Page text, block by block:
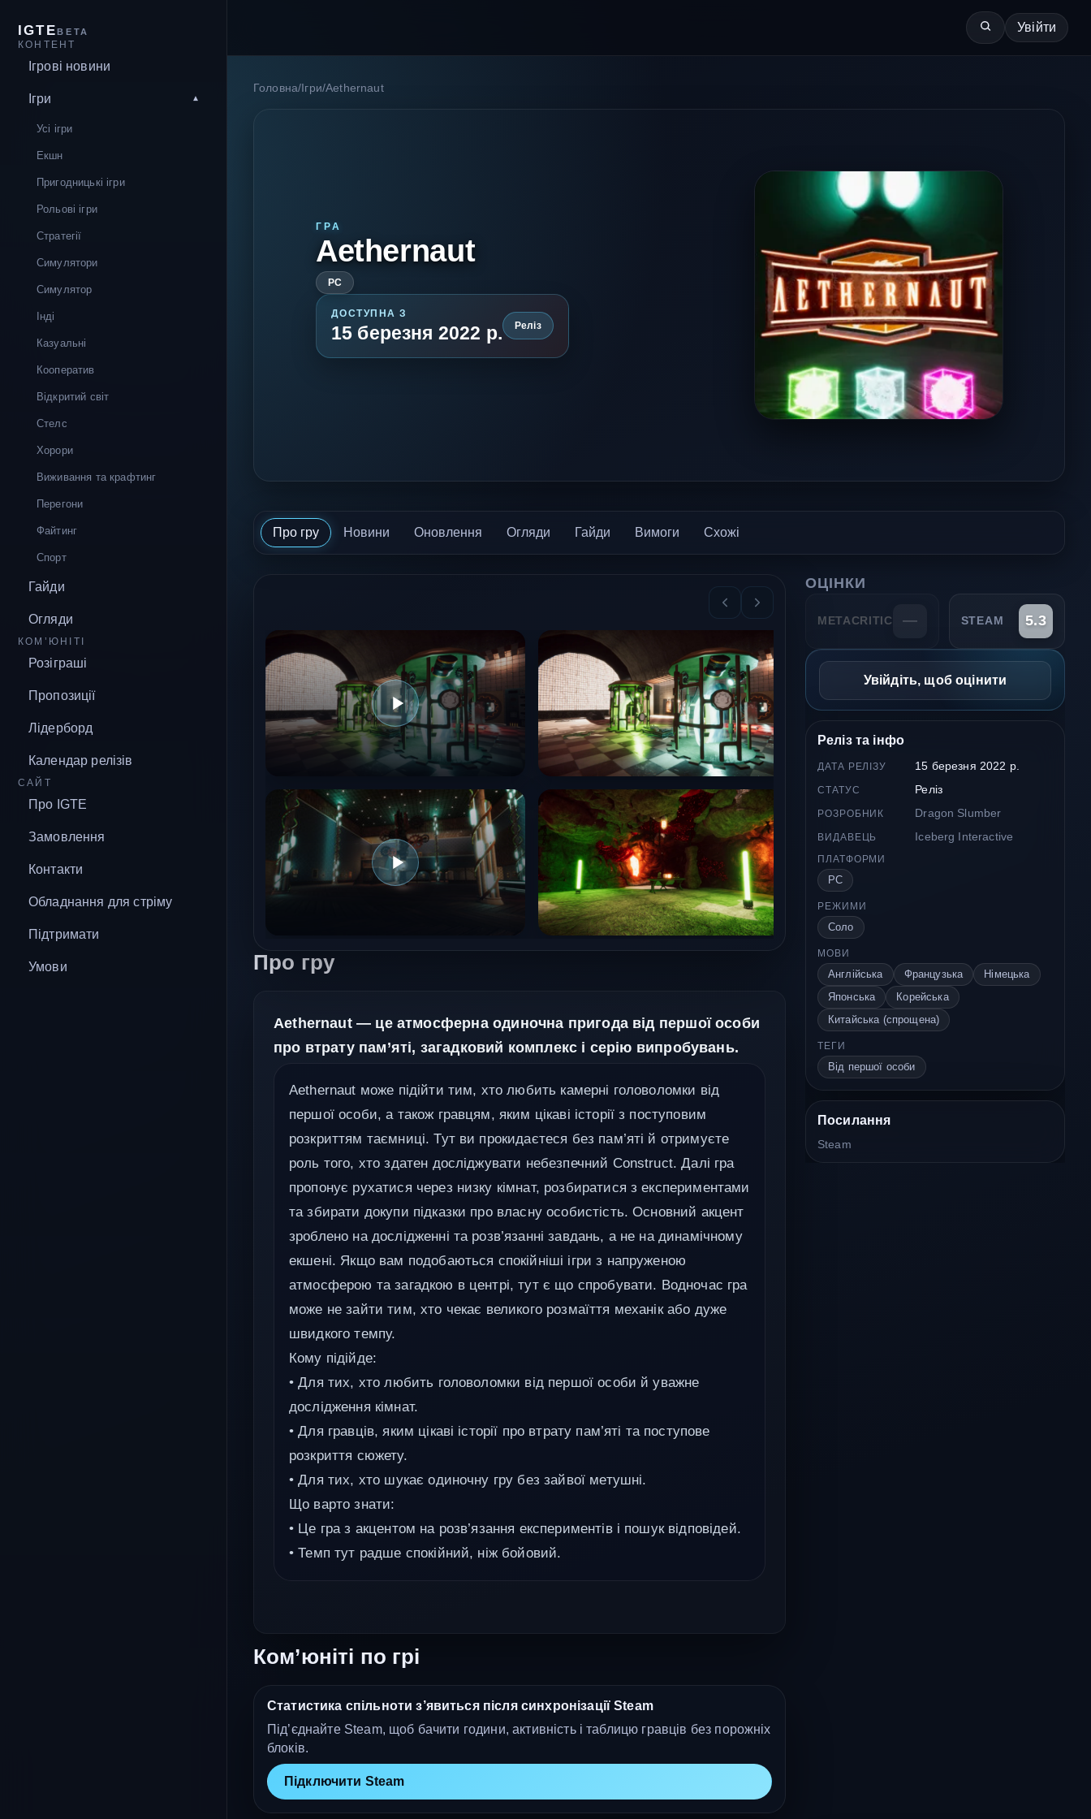
IGTEBETA
КОНТЕНТ
Ігрові новини
Ігри
Усі ігри
Екшн
Пригодницькі ігри
Рольові ігри
Стратегії
Симулятори
Симулятор
Інді
Казуальні
Кооператив
Відкритий світ
Стелс
Хорори
Виживання та крафтинг
Перегони
Файтинг
Спорт
Гайди
Огляди
КОМ’ЮНІТІ
Розіграші
Пропозиції
Лідерборд
Календар релізів
САЙТ
Про IGTE
Замовлення
Контакти
Обладнання для стріму
Підтримати
Умови
Увійти
Головна/ Ігри/Aethernaut
ГРА
Aethernaut
PC
ДОСТУПНА З
15 березня 2022 р. Реліз
Про гру Новини Оновлення Огляди Гайди Вимоги Схожі
Про гру
Aethernaut — це атмосферна одиночна пригода від першої особи
про втрату пам’яті, загадковий комплекс і серію випробувань.
Aethernaut може підійти тим, хто любить камерні головоломки від
першої особи, а також гравцям, яким цікаві історії з поступовим
розкриттям таємниці. Тут ви прокидаєтеся без пам’яті й отримуєте
роль того, хто здатен досліджувати небезпечний Construct. Далі гра
пропонує рухатися через низку кімнат, розбиратися з експериментами
та збирати докупи підказки про власну особистість. Основний акцент
зроблено на дослідженні та розв’язанні завдань, а не на динамічному
екшені. Якщо вам подобаються спокійніші ігри з напруженою
атмосферою та загадкою в центрі, тут є що спробувати. Водночас гра
може не зайти тим, хто чекає великого розмаїття механік або дуже
швидкого темпу.
Кому підійде:
• Для тих, хто любить головоломки від першої особи й уважне
дослідження кімнат.
• Для гравців, яким цікаві історії про втрату пам’яті та поступове
розкриття сюжету.
• Для тих, хто шукає одиночну гру без зайвої метушні.
Що варто знати:
• Це гра з акцентом на розв’язання експериментів і пошук відповідей.
• Темп тут радше спокійний, ніж бойовий.
Ком’юніті по грі
Статистика спільноти з’явиться після синхронізації Steam
Під’єднайте Steam, щоб бачити години, активність і таблицю гравців без порожніх
блоків.
Підключити Steam
ОЦІНКИ
METACRITIC — STEAM 5.3
Увійдіть, щоб оцінити
Реліз та інфо
ДАТА РЕЛІЗУ 15 березня 2022 р.
СТАТУС Реліз
РОЗРОБНИК Dragon Slumber
ВИДАВЕЦЬ Iceberg Interactive
ПЛАТФОРМИ
PC
РЕЖИМИ
Соло
МОВИ
Англійська Французька
Німецька
Японська
Корейська
Китайська (спрощена)
ТЕГИ
Від першої особи
Посилання
Steam